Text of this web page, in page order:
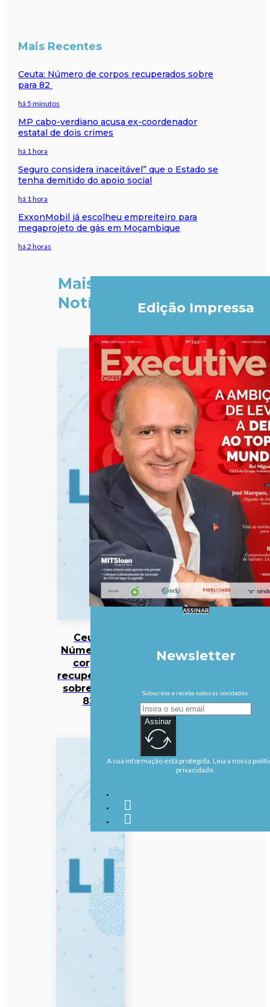
Mais Recentes
Ceuta: Número de corpos recuperados sobre
para 82
há 5 minutos
MP cabo-verdiano acusa ex-coordenador
estatal de dois crimes
há 1 hora
Seguro considera inaceitável” que o Estado se
tenha demitido do apoio social
há 1 hora
ExxonMobil já escolheu empreiteiro para
megaprojeto de gás em Moçambique
há 2 horas
Mais
Notícias
Ceuta:
Número de
corpos
recuperados
sobre para
82
Edição Impressa
ASSINAR
Newsletter
Subscreva e receba todas as novidades.
Assinar
A sua informação está protegida. Leia a nossa
privacidade.